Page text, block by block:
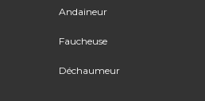
Andaineur
Faucheuse
Déchaumeur